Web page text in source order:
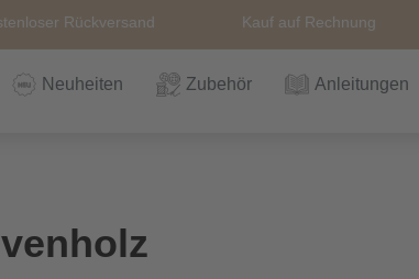
Rückversand Kauf auf Rechnung
Neuheiten Zubehör Anleitungen